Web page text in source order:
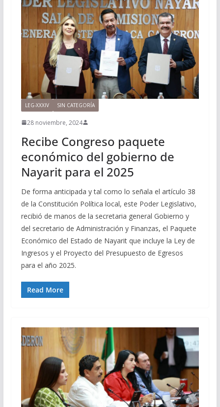
LEG-XXXIV SIN CATEGORÍA
28 noviembre, 2024
Recibe Congreso paquete
económico del gobierno de
Nayarit para el 2025
De forma anticipada y tal como lo señala el artículo 38
de la Constitución Política local, este Poder Legislativo,
recibió de manos de la secretaria general Gobierno y
del secretario de Administración y Finanzas, el Paquete
Económico del Estado de Nayarit que incluye la Ley de
Ingresos y el Proyecto del Presupuesto de Egresos
para el año 2025.
Read More